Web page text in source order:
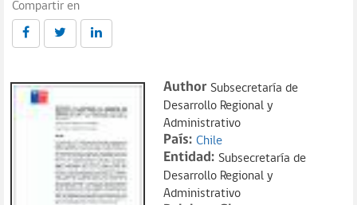
Compartir en
Author Subsecretaría de
Desarrollo Regional y
Administrativo
País: Chile
Entidad: Subsecretaría de
Desarrollo Regional y
Administrativo